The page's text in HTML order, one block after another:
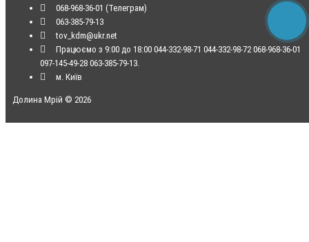
068-968-36-01 (Телеграм)
063-385-79-13
tov_kdm@ukr.net
Працюємо з 9:00 до 18:00 044-332-98-71 044-332-98-72 068-968-36-01
097-145-49-28 063-385-79-13.
м. Київ
Долина Мрій © 2026